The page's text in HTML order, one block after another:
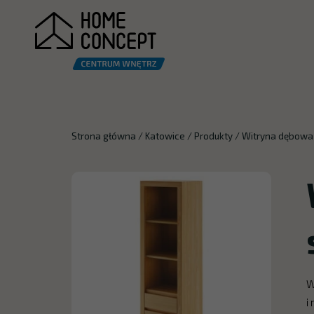
Strona główna / Katowice /Produkty /Witryna dębowa
i